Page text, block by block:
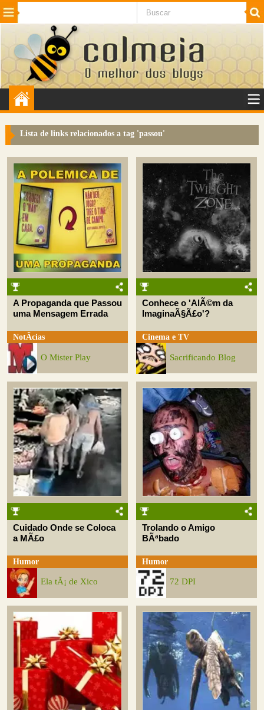
Beleza Cinema e TV
Internet Jogos NotÃ­cias SaÃºde
VeÃ­culos Adulto
Sugerir Link
Colmeia Exchange
Perguntas Frequentes
Sobre
Contato
Lista de links relacionados a tag 'passou'
A Propaganda que Passou
uma Mensagem Errada
NotÃ­cias
O Mister Play
Conhece o 'AlÃ©m da
ImaginaÃ§Ã£o'?
Cinema e TV
Sacrificando Blog
Cuidado Onde se Coloca
a MÃ£o
Humor
Ela tÃ¡ de Xico
Trolando o Amigo
BÃªbado
Humor
72 DPI